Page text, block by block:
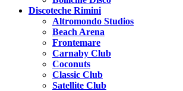
Discoteche Rimini
Altromondo Studios
Beach Arena
Frontemare
Carnaby Club
Coconuts
Classic Club
Satellite Club